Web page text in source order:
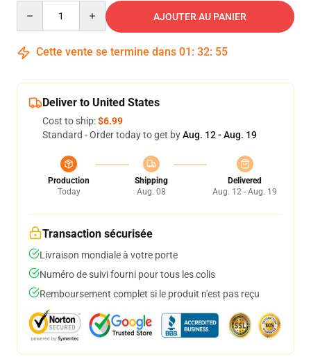
AJOUTER AU PANIER
Cette vente se termine dans 01 : 32: 54
Deliver to United States
Cost to ship:$6.99
Standard - Order today to get byAug. 12 - Aug. 19
Production
Today
Shipping
Aug. 08
Delivered
Aug. 12 - Aug. 19
Transaction sécurisée
Livraison mondiale à votre porte
Numéro de suivi fourni pour tous les colis
Remboursement complet si le produit n'est pas reçu